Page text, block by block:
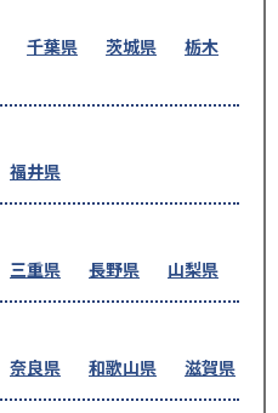
千葉県 茨城県
栃木
福井県
三重県 長野県 山梨県
奈良県 和歌山県 滋賀県